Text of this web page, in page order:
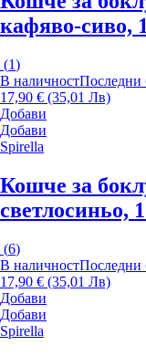
кафяво-сиво,
(1)
В наличностПоследни
17,90 € (35,01 Лв)
Добави
Добави
Spirella
Кошче за
светлосиньо,
(6)
В наличностПоследни
17,90 € (35,01 Лв)
Добави
Добави
Spirella